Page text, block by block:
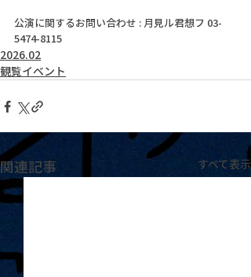
公演に関するお問い合わせ : 月見ル君想フ 03-
5474-8115
2026.02
観覧イベント
関連記事 すべて表示